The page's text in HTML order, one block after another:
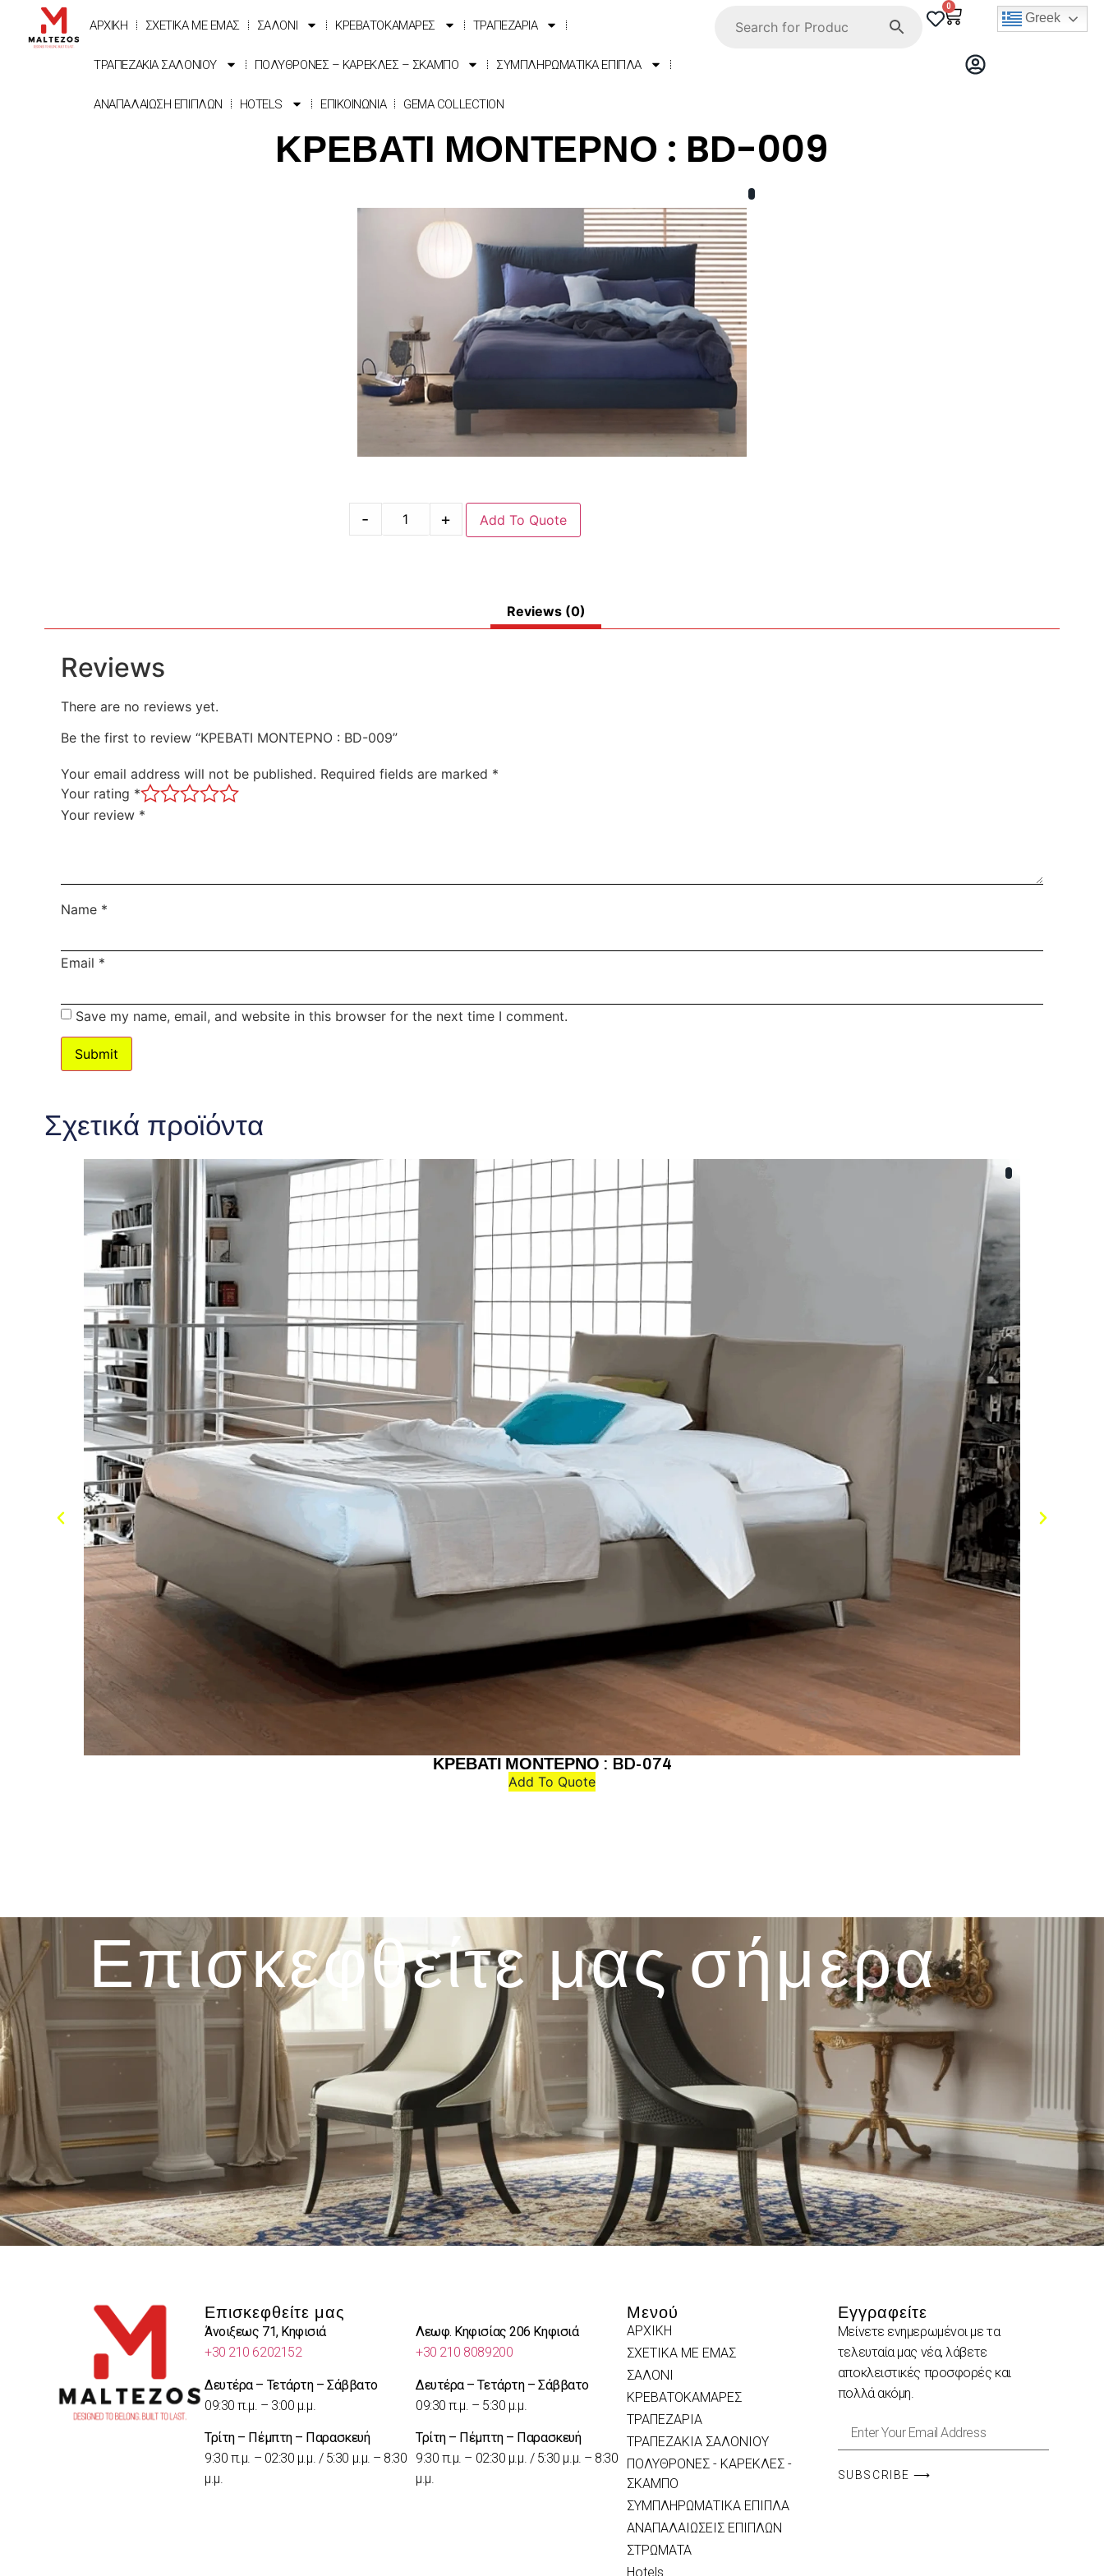
ΑΡΧΙΚΗ ΣΧΕΤΙΚΑ ΜΕ ΕΜΑΣ ΣΑΛΟΝΙ ΚΡΕΒΑΤΟΚΑΜΑΡΕΣ ΤΡΑΠΕΖΑΡΙΑ
ΤΡΑΠΕΖΑΚΙΑ ΣΑΛΟΝΙΟΥ ΠΟΛΥΘΡΟΝΕΣ – ΚΑΡΕΚΛΕΣ – ΣΚΑΜΠΟ ΣΥΜΠΛΗΡΩΜΑΤΙΚΑ ΕΠΙΠΛΑ
ΑΝΑΠΑΛΑΙΩΣΗ ΕΠΙΠΛΩΝ HOTELS ΕΠΙΚΟΙΝΩΝΙΑ GEMA COLLECTION
0
Greek
ΚΡΕΒΑΤΙ ΜΟΝΤΕΡΝΟ : BD-009
- + Add To Quote
Reviews (0)
Reviews
There are no reviews yet.
Be the first to review “ΚΡΕΒΑΤΙ ΜΟΝΤΕΡΝΟ : BD-009”
Your email address will not be published. Required fields are marked *
Your rating *
Your review *
Name *
Email *
Save my name, email, and website in this browser for the next time I comment.
Σχετικά προϊόντα
ΚΡΕΒΑΤΙ ΜΟΝΤΕΡΝΟ : BD-074
Add To Quote
Επισκεφθείτε μας σήμερα
Επισκεφθείτε μας
Άνοιξεως 71, Κηφισιά
+30 210 6202152
Δευτέρα – Τετάρτη – Σάββατο
09:30 π.μ. – 3:00 μ.μ.
Τρίτη – Πέμπτη – Παρασκευή
9:30 π.μ. – 02:30 μ.μ. / 5:30 μ.μ. – 8:30
μ.μ.
Λεωφ. Κηφισίας 206 Κηφισιά
+30 210 8089200
Δευτέρα – Τετάρτη – Σάββατο
09:30 π.μ. – 5:30 μ.μ.
Τρίτη – Πέμπτη – Παρασκευή
9:30 π.μ. – 02:30 μ.μ. / 5:30 μ.μ. – 8:30
μ.μ.
Μενού
ΑΡΧΙΚΗ
ΣΧΕΤΙΚΑ ΜΕ ΕΜΑΣ
ΣΑΛΟΝΙ
ΚΡΕΒΑΤΟΚΑΜΑΡΕΣ
ΤΡΑΠΕΖΑΡΙΑ
ΤΡΑΠΕΖΑΚΙΑ ΣΑΛΟΝΙΟΥ
ΠΟΛΥΘΡΟΝΕΣ - ΚΑΡΕΚΛΕΣ -
ΣΚΑΜΠΟ
ΣΥΜΠΛΗΡΩΜΑΤΙΚΑ ΕΠΙΠΛΑ
ΑΝΑΠΑΛΑΙΩΣΕΙΣ ΕΠΙΠΛΩΝ
ΣΤΡΩΜΑΤΑ
Hotels
Εγγραφείτε
Μείνετε ενημερωμένοι με τα
τελευταία μας νέα, λάβετε
αποκλειστικές προσφορές και
πολλά ακόμη.
SUBSCRIBE ⟶